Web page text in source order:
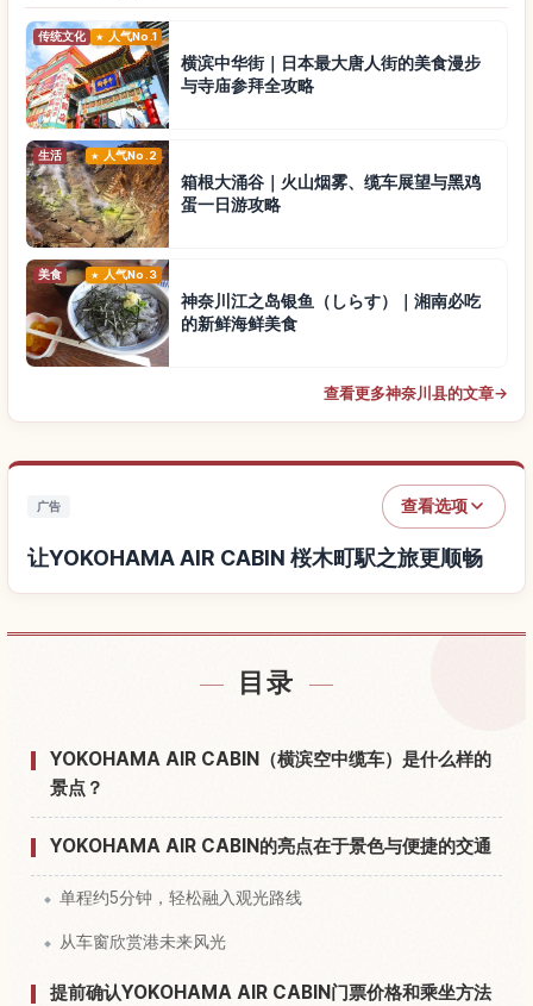
传统文化 人气No.1
横滨中华街｜日本最大唐人街的美食漫步
与寺庙参拜全攻略
生活 人气No.2
箱根大涌谷｜火山烟雾、缆车展望与黑鸡
蛋一日游攻略
美食 人气No.3
神奈川江之岛银鱼（しらす）｜湘南必吃
的新鲜海鲜美食
查看更多神奈川县的文章→
广告 查看选项
让YOKOHAMA AIR CABIN 桜木町駅之旅更顺畅
目录
YOKOHAMA AIR CABIN（横滨空中缆车）是什么样的
景点？
YOKOHAMA AIR CABIN的亮点在于景色与便捷的交通
单程约5分钟，轻松融入观光路线
从车窗欣赏港未来风光
提前确认YOKOHAMA AIR CABIN门票价格和乘坐方法